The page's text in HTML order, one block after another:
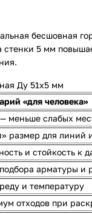
бесшовная
5 мм
Ду 51х5 мм
«для человека»
меньше слабых
размер для линий
и стойкость к
арматуры и
и температуру
отходов при